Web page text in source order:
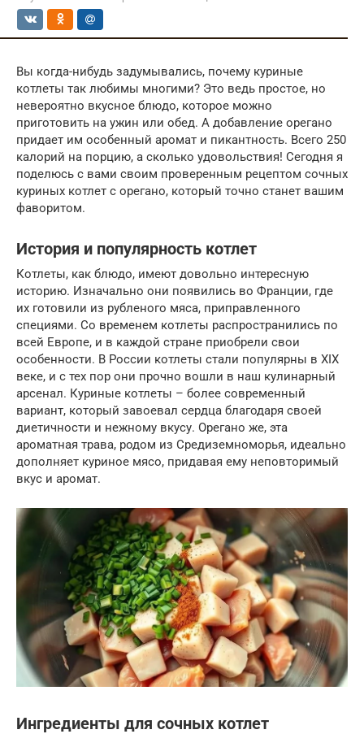
Вы когда-нибудь задумывались, почему куриные
котлеты так любимы многими? Это ведь простое, но
невероятно вкусное блюдо, которое можно
приготовить на ужин или обед. А добавление орегано
придает им особенный аромат и пикантность. Всего 250
калорий на порцию, а сколько удовольствия! Сегодня я
поделюсь с вами своим проверенным рецептом сочных
куриных котлет с орегано, который точно станет вашим
фаворитом.
История и популярность котлет
Котлеты, как блюдо, имеют довольно интересную
историю. Изначально они появились во Франции, где
их готовили из рубленого мяса, приправленного
специями. Со временем котлеты распространились по
всей Европе, и в каждой стране приобрели свои
особенности. В России котлеты стали популярны в XIX
веке, и с тех пор они прочно вошли в наш кулинарный
арсенал. Куриные котлеты – более современный
вариант, который завоевал сердца благодаря своей
диетичности и нежному вкусу. Орегано же, эта
ароматная трава, родом из Средиземноморья, идеально
дополняет куриное мясо, придавая ему неповторимый
вкус и аромат.
Ингредиенты для сочных котлет